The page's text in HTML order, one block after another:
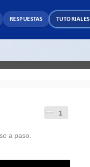
RESPUESTAS TUTORIALES
1
a paso.